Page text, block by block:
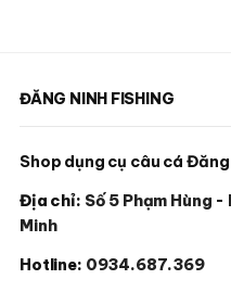
ĐĂNG NINH FISHING
Shop dụng cụ câu cá Đăng
Địa chỉ: Số 5 Phạm Hùng
Minh
Hotline: 0934.687.369